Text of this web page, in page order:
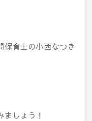
保育士の小西なつき
ましょう！